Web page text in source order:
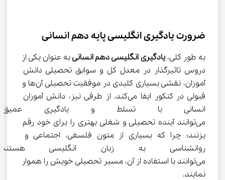
ضرورت یادگیری انگلیسی پایه دهم انسانی
به طور کلی، یادگیری انگلیسی دهم انسانی به عنوان یکی از
دروس تاثیرگذار در معدل کل و سوابق تحصیلی دانش
آموزان، نقشی بسیاری کلیدی در موفقیت تحصیلی آن‌ها و
قبولی در کنکور ایفا می‌کند. از طرفی نیز، دانش آموزان
انسانی با تسلط و یادگیری
می‌توانند آینده تحصیلی و شغلی بهتری را برای خود رقم
بزنند؛ چرا که بسیاری از متون فلسفی، اجتماعی و
روانشناسی به زبان انگلیسی
می‌توانند با استفاده از آن، مسیر تحصیلی خویش را هموار
نمایند.